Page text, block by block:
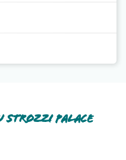
Strozzi Palace